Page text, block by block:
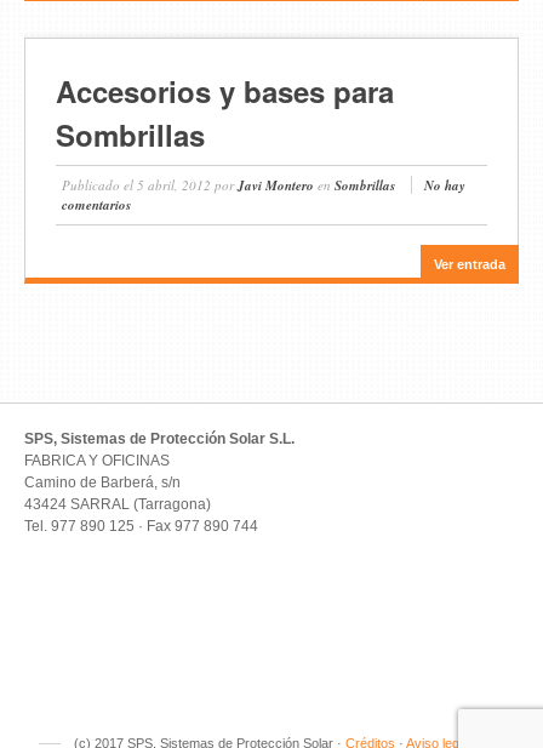
Accesorios y bases para
Sombrillas
Publicado el 5 abril, 2012 porJavi Montero en Sombrillas
No hay
comentarios
Ver entrada
SPS, Sistemas de Protección Solar S.L.
FABRICA Y OFICINAS
Camino de Barberá, s/n
43424 SARRAL (Tarragona)
Tel. 977 890 125 · Fax 977 890 744
(c) 2017 SPS, Sistemas de Protección Solar · Créditos · Aviso legal